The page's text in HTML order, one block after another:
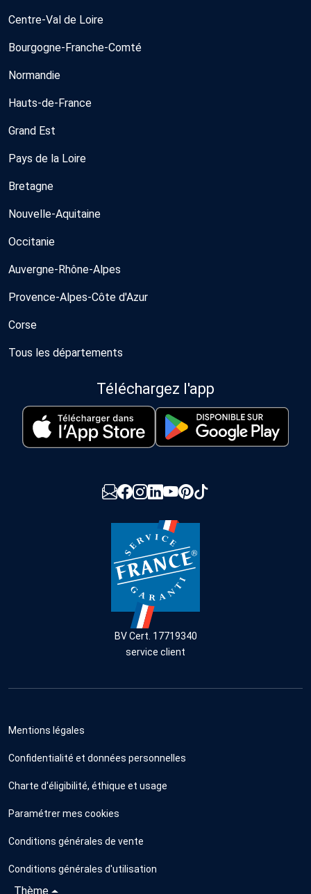
Centre-Val de Loire
Bourgogne-Franche-Comté
Normandie
Hauts-de-France
Grand Est
Pays de la Loire
Bretagne
Nouvelle-Aquitaine
Occitanie
Auvergne-Rhône-Alpes
Provence-Alpes-Côte d'Azur
Corse
Tous les départements
Téléchargez l'app
BV Cert. 17719340
service client
Mentions légales
Confidentialité et données personnelles
Charte d'éligibilité, éthique et usage
Paramétrer mes cookies
Conditions générales de vente
Conditions générales d'utilisation
Thème